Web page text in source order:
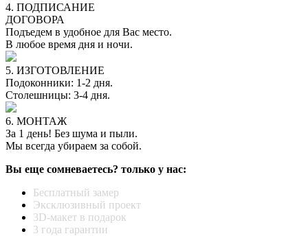
4. ПОДПИСАНИЕ
ДОГОВОРА
Подъедем в удобное для Вас место.
В любое время дня и ночи.
5. ИЗГОТОВЛЕНИЕ
Подоконники: 1-2 дня.
Столешницы: 3-4 дня.
6. МОНТАЖ
За 1 день! Без шума и пыли.
Мы всегда убираем за собой.
Вы еще сомневаетесь? только у нас:
Бесплатный замер
Эксклюзивный проект
3D-макет в подарок
3 года гарантии